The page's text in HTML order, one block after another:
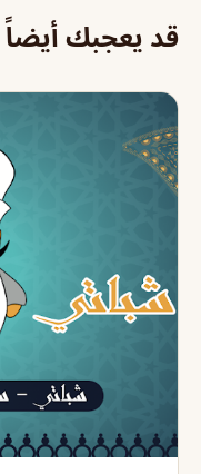
قد يعجبك أيضاً